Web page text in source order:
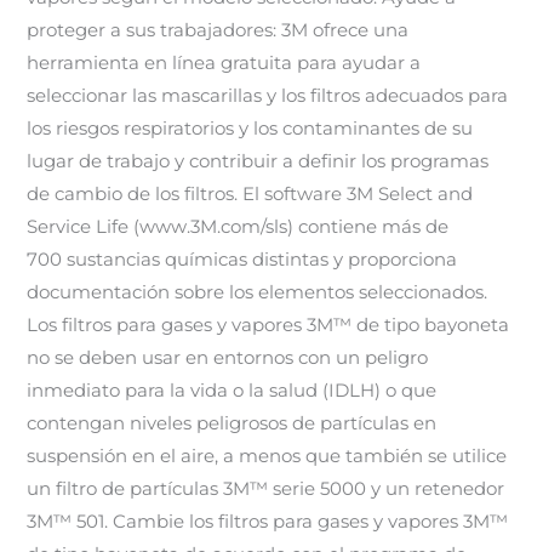
proteger a sus trabajadores: 3M ofrece una
herramienta en línea gratuita para ayudar a
seleccionar las mascarillas y los filtros adecuados para
los riesgos respiratorios y los contaminantes de su
lugar de trabajo y contribuir a definir los programas
de cambio de los filtros. El software 3M Select and
Service Life (www.3M.com/sls) contiene más de
700 sustancias químicas distintas y proporciona
documentación sobre los elementos seleccionados.
Los filtros para gases y vapores 3M™ de tipo bayoneta
no se deben usar en entornos con un peligro
inmediato para la vida o la salud (IDLH) o que
contengan niveles peligrosos de partículas en
suspensión en el aire, a menos que también se utilice
un filtro de partículas 3M™ serie 5000 y un retenedor
3M™ 501. Cambie los filtros para gases y vapores 3M™